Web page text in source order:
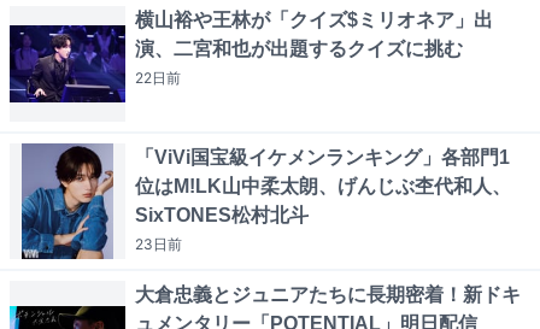
横山裕や王林が「クイズ$ミリオネア」出
演、二宮和也が出題するクイズに挑む
22日前
「ViVi国宝級イケメンランキング」各部門1
位はM!LK山中柔太朗、げんじぶ杢代和人、
SixTONES松村北斗
23日前
大倉忠義とジュニアたちに長期密着！新ドキ
ュメンタリー「POTENTIAL」明日配信